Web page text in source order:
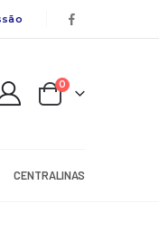
0
CENTRALINAS